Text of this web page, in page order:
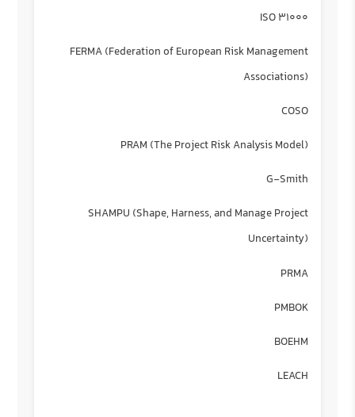
ISO 31000
FERMA (Federation of European Risk Management
Associations)
COSO
PRAM (The Project Risk Analysis Model)
G-Smith
SHAMPU (Shape, Harness, and Manage Project
Uncertainty)
PRMA
PMBOK
BOEHM
LEACH